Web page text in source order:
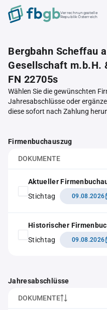
Verrechnungsstelle
Republik Österreich
Bergbahn Scheffau
Gesellschaft m.b.H.
FN 22705s
Wählen Sie die gewünschten
Jahresabschlüsse oder
diese sofort nach Zahlung
Firmenbuchauszug
DOKUMENTE
Aktueller
Stichtag
09.08.2026
Historischer
Stichtag
09.08.2026
Jahresabschlüsse
DOKUMENTE